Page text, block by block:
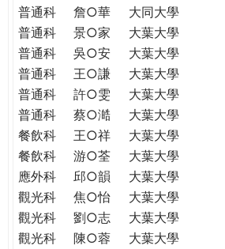
普通科
詹○華 大同大學
普通科
景○家 大葉大學
普通科
吳○安 大葉大學
普通科
王○謙 大葉大學
普通科
許○雯 大葉大學
普通科
蔡○澔 大葉大學
餐飲科
王○祥 大葉大學
餐飲科
游○荃 大葉大學
應外科
邱○韻 大葉大學
觀光科
焦○怡 大葉大學
觀光科
劉○志 大葉大學
觀光科
陳○蓉 大葉大學